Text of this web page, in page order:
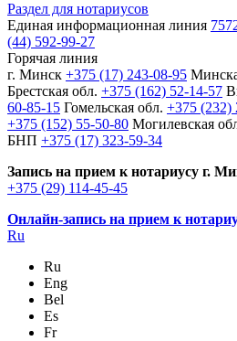
Раздел для нотариусов
Единая информационная линия
(44) 592-99-27
Горячая линия
г. Минск +375 (17) 243-08-95
Брестская обл. +375 (162) 52-14-57
60-85-15 Гомельская обл. +375 (232)
+375 (152) 55-50-80 Могилевская
БНП +375 (17) 323-59-34
Запись на прием к нотариусу г.
+375 (29) 114-45-45
Онлайн-запись на прием к
Ru
Ru
Eng
Bel
Es
Fr